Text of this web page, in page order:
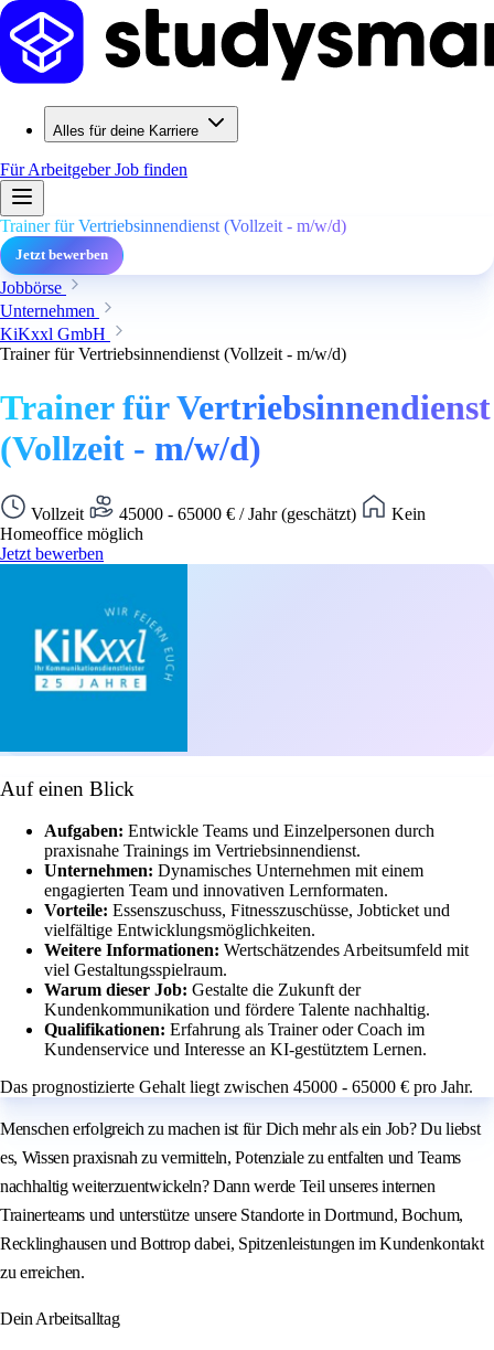
Alles für deine Karriere
Für ArbeitgeberJob finden
Trainer für Vertriebsinnendienst (Vollzeit - m/w/d)
Jetzt bewerben
Jobbörse
Unternehmen
KiKxxl GmbH
Trainer für Vertriebsinnendienst (Vollzeit - m/w/d)
Trainer für Vertriebsinnendienst
(Vollzeit - m/w/d)
Vollzeit 45000 - 65000 € / Jahr (geschätzt)
Kein
Homeoffice möglich
Jetzt bewerben
Auf einen Blick
Aufgaben: Entwickle Teams und Einzelpersonen durch
praxisnahe Trainings im Vertriebsinnendienst.
Unternehmen: Dynamisches Unternehmen mit einem
engagierten Team und innovativen Lernformaten.
Vorteile: Essenszuschuss, Fitnesszuschüsse, Jobticket und
vielfältige Entwicklungsmöglichkeiten.
Weitere Informationen: Wertschätzendes Arbeitsumfeld mit
viel Gestaltungsspielraum.
Warum dieser Job: Gestalte die Zukunft der
Kundenkommunikation und fördere Talente nachhaltig.
Qualifikationen: Erfahrung als Trainer oder Coach im
Kundenservice und Interesse an KI-gestütztem Lernen.
Das prognostizierte Gehalt liegt zwischen 45000 - 65000 € pro Jahr.
Menschen erfolgreich zu machen ist für Dich mehr als ein Job? Du liebst
es, Wissen praxisnah zu vermitteln, Potenziale zu entfalten und Teams
nachhaltig weiterzuentwickeln? Dann werde Teil unseres internen
Trainerteams und unterstütze unsere Standorte in Dortmund, Bochum,
Recklinghausen und Bottrop dabei, Spitzenleistungen im Kundenkontakt
zu erreichen.
Dein Arbeitsalltag